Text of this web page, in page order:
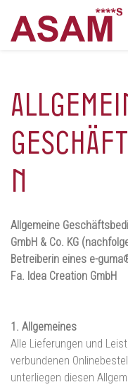
n
Allgemeine
GmbH & Co. KG
Betreiberin eines e-
Fa. Idea Creation GmbH
1. Allgemeines
Alle Lieferungen und
verbundenen
unterliegen diesen